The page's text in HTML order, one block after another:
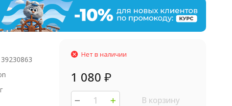
Нет в наличии
1 080 ₽
В корзину